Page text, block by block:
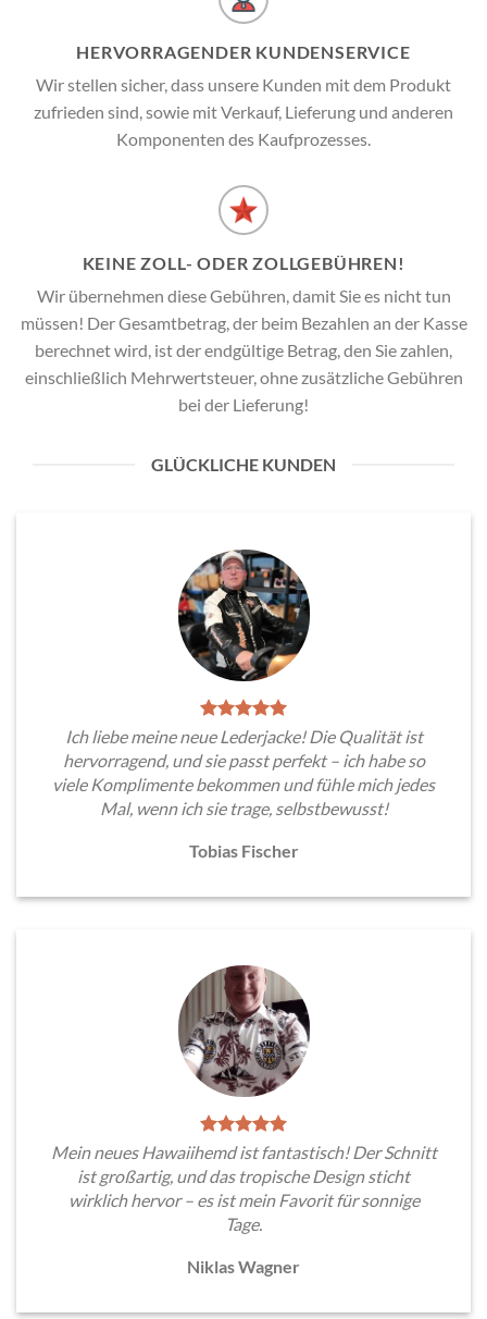
HERVORRAGENDER KUNDENSERVICE
Wir stellen sicher, dass unsere Kunden mit dem Produkt
zufrieden sind, sowie mit Verkauf, Lieferung und anderen
Komponenten des Kaufprozesses.
KEINE ZOLL- ODER ZOLLGEBÜHREN!
Wir übernehmen diese Gebühren, damit Sie es nicht tun
müssen! Der Gesamtbetrag, der beim Bezahlen an der Kasse
berechnet wird, ist der endgültige Betrag, den Sie zahlen,
einschließlich Mehrwertsteuer, ohne zusätzliche Gebühren
bei der Lieferung!
GLÜCKLICHE KUNDEN
Ich liebe meine neue Lederjacke! Die Qualität ist
hervorragend, und sie passt perfekt – ich habe so
viele Komplimente bekommen und fühle mich jedes
Mal, wenn ich sie trage, selbstbewusst!
Tobias Fischer
Mein neues Hawaiihemd ist fantastisch! Der Schnitt
ist großartig, und das tropische Design sticht
wirklich hervor – es ist mein Favorit für sonnige
Tage.
Niklas Wagner